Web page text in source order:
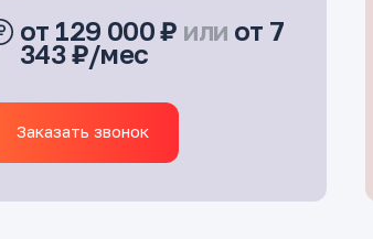
от 129 000 ₽ или от 7
343 ₽/мес
Заказать звонок